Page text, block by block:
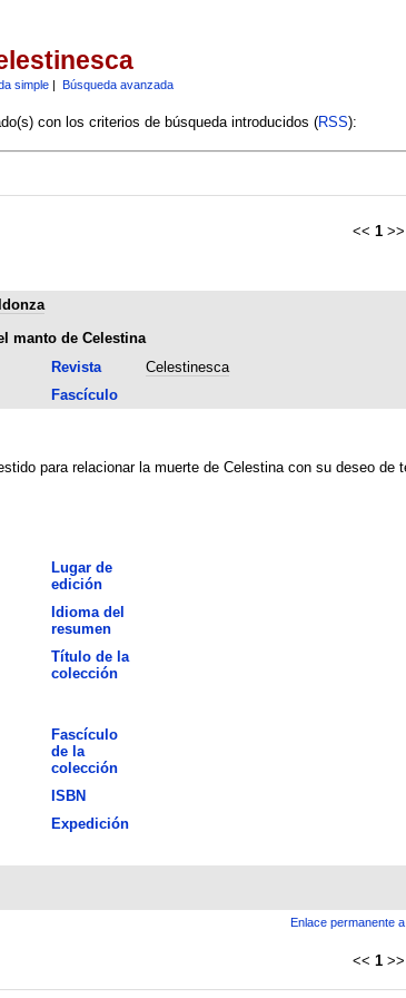
simple| Búsqueda avanzada
con los criterios de búsqueda introducidos (RSS):
<< 1 >>
manto de Celestina
Revista Celestinesca
Fascículo
para relacionar la muerte de Celestina con su deseo de
Lugar de
edición
Idioma del
resumen
Título de la
colección
Fascículo
de la
colección
ISBN
Expedición
Enlace permanente
<< 1 >>